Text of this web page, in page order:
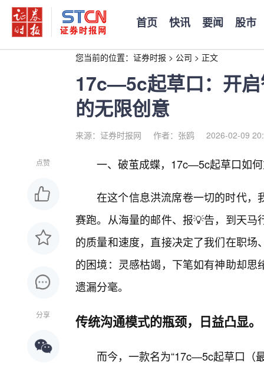
首页 快讯 要闻 股市
您当前的位置： 证券时报 > 公司 > 正文
17c—5c起草口：开
的无限创意
来源：证券时报网 作者：张鸥 2026-02-09
点赞
分享
一、破茧成蝶，17c—5c起草口如
在这个信息洪流席卷一切的时代，
赛跑。从海量的邮件、报💡告，到天
的质量和速度，直接决定了我们在职
的困境：灵感枯竭，下笔如有神助却
遗漏分毫。
传统沟通模式的瓶颈，日益凸显。
而今，一款名为“17c—5c起草口（